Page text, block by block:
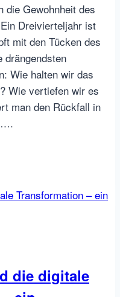
die Gewohnheit des
Dreivierteljahr ist
mit den Tücken des
drängendsten
Wie halten wir das
Wie vertiefen wir es
man den Rückfall in
die digitale